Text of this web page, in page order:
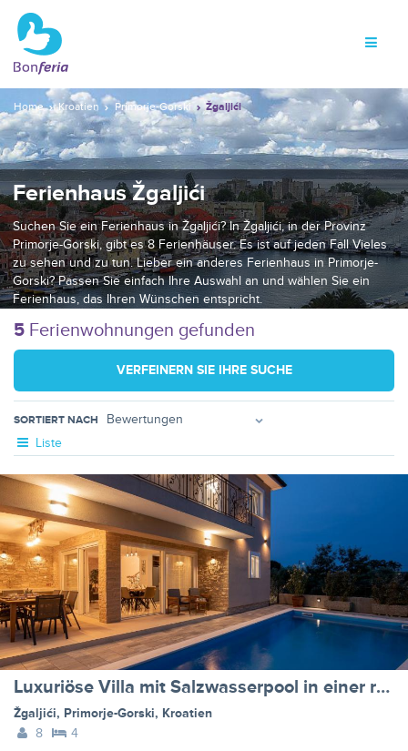
Home Kroatien Primorje-Gorski Žgaljići
Ferienhaus Žgaljići
Suchen Sie ein Ferienhaus in Žgaljići? In Žgaljići, in der Provinz
Primorje-Gorski, gibt es 8 Ferienhäuser. Es ist auf jeden Fall Vieles
zu sehen und zu tun. Lieber ein anderes Ferienhaus in Primorje-
Gorski? Passen Sie einfach Ihre Auswahl an und wählen Sie ein
Ferienhaus, das Ihren Wünschen entspricht.
5 Ferienwohnungen gefunden
VERFEINERN SIE IHRE SUCHE
SORTIERT NACH
Liste
Luxuriöse Villa mit Salzwasserpool in einer ruhigen Gegend
Žgaljići, Primorje-Gorski, Kroatien
8
4